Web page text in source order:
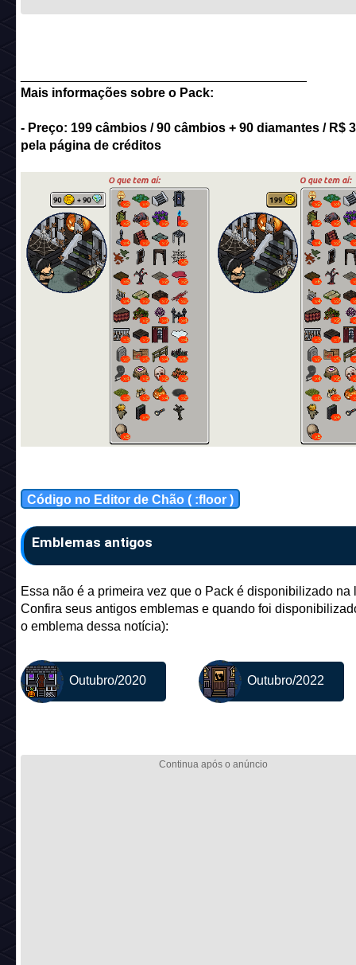
Mais informações sobre o Pack:
- Preço: 199 câmbios / 90 câmbios + 90 diamantes / R$
pela página de créditos
Código no Editor de Chão ( :floor )
Emblemas antigos
Essa não é a primeira vez que o Pack é disponibilizado na
Confira seus antigos emblemas e quando foi
o emblema dessa notícia):
Outubro/2020 Outubro/2022